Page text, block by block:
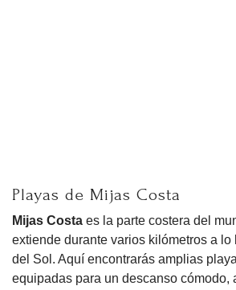
Playas de Mijas Costa
Mijas Costa es la parte costera del
extiende durante varios kilómetros a lo
del Sol. Aquí encontrarás amplias
equipadas para un descanso cómodo,